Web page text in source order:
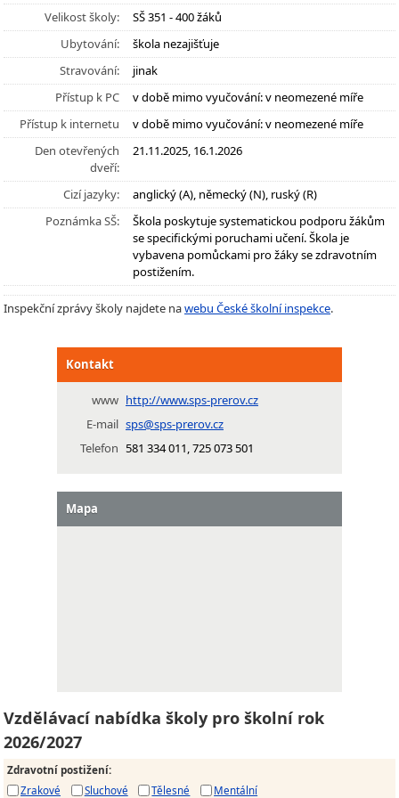
Velikost školy:
SŠ 351 - 400 žáků
Ubytování:
škola nezajišťuje
Stravování:
jinak
Přístup k PC
v době mimo vyučování: v neomezené míře
Přístup k internetu
v době mimo vyučování: v neomezené míře
Den otevřených
dveří:
21.11.2025, 16.1.2026
Cizí jazyky:
anglický (A), německý (N), ruský (R)
Poznámka SŠ:
Škola poskytuje systematickou podporu žákům
se specifickými poruchami učení. Škola je
vybavena pomůckami pro žáky se zdravotním
postižením.
Inspekční zprávy školy najdete nawebu České školní inspekce.
Kontakt
www http://www.sps-prerov.cz
E-mail sps@sps-prerov.cz
Telefon 581 334 011, 725 073 501
Mapa
Vzdělávací nabídka školy pro školní rok
2026/2027
Zdravotní postižení:
Zrakové
Sluchové Tělesné Mentální